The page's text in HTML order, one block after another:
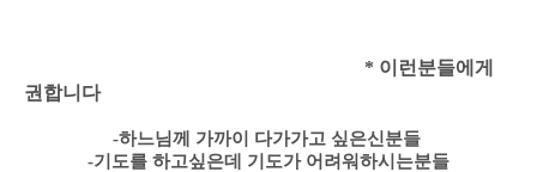
* 이런분들에게
권합니다
-하느님께 가까이 다가가고 싶은신분들
-기도를 하고싶은데 기도가 어려워하시는분들